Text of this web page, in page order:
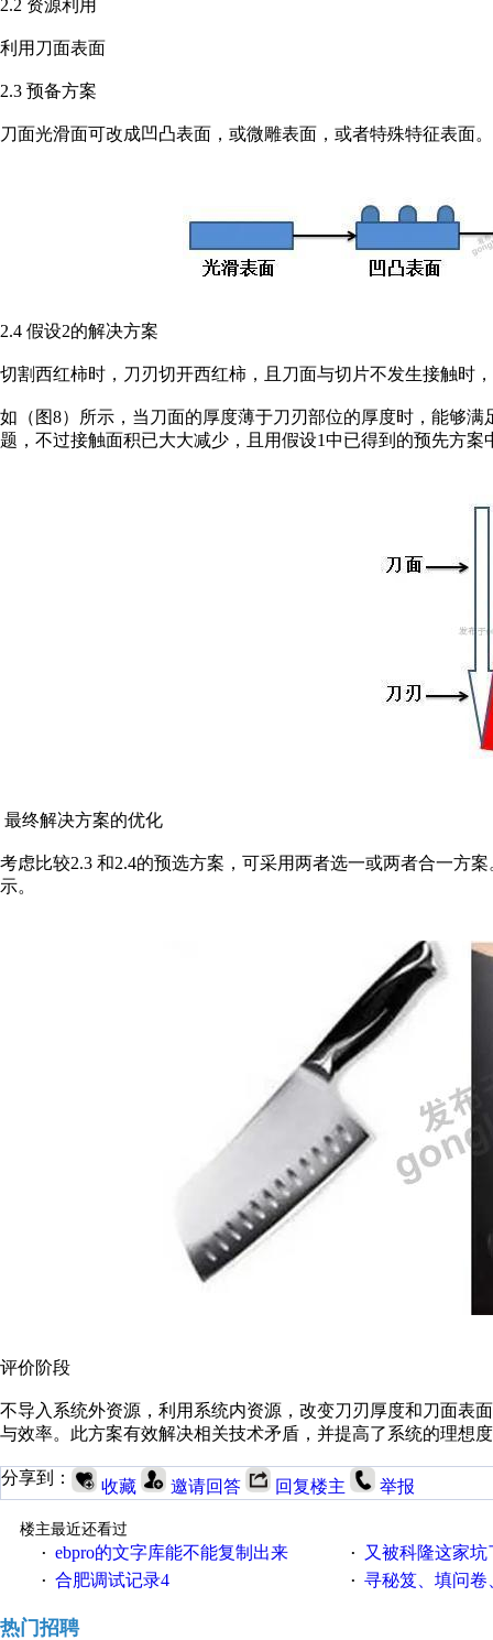
2.2 资源利用
利用刀面表面
2.3 预备方案
刀面光滑面可改成凹凸表面，或微雕表面，或者特殊特征表面
2.4 假设2的解决方案
切割西红柿时，刀刃切开西红柿，且刀面与切片不发生接触时
如（图8）所示，当刀面的厚度薄于刀刃部位的厚度时，能够
题，不过接触面积已大大减少，且用假设1中已得到的预先方案
最终解决方案的优化
考虑比较2.3 和2.4的预选方案，可采用两者选一或两者合一方
示。
评价阶段
不导入系统外资源，利用系统内资源，改变刀刃厚度和刀面表
与效率。此方案有效解决相关技术矛盾，并提高了系统的理想
分享到： 收藏 邀请回答 回复楼主 举报
楼主最近还看过
· ebpro的文字库能不能复制出来 · 又被科隆这家坑
· 合肥调试记录4 · 寻秘笈、填问卷
热门招聘